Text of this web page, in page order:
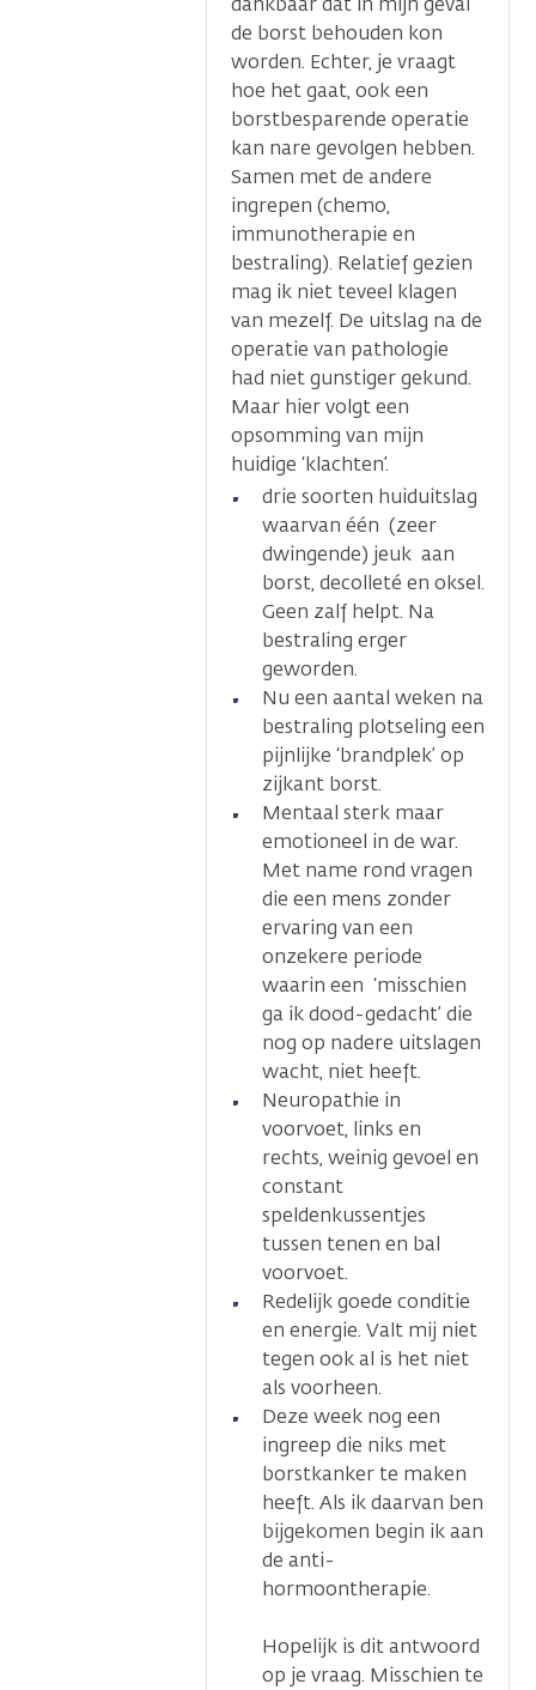
de borst behouden kon
worden. Echter, je vraagt
hoe het gaat, ook een
borstbesparende operatie
kan nare gevolgen hebben.
Samen met de andere
ingrepen (chemo,
immunotherapie en
bestraling). Relatief gezien
mag ik niet teveel klagen
van mezelf. De uitslag na de
operatie van pathologie
had niet gunstiger gekund.
Maar hier volgt een
opsomming van mijn
huidige ‘klachten’.
drie soorten huiduitslag
waarvan één (zeer
dwingende) jeuk aan
borst, decolleté en oksel.
Geen zalf helpt. Na
bestraling erger
geworden.
Nu een aantal weken na
bestraling plotseling een
pijnlijke ‘brandplek’ op
zijkant borst.
Mentaal sterk maar
emotioneel in de war.
Met name rond vragen
die een mens zonder
ervaring van een
onzekere periode
waarin een ‘misschien
ga ik dood-gedacht’ die
nog op nadere uitslagen
wacht, niet heeft.
Neuropathie in
voorvoet, links en
rechts, weinig gevoel en
constant
speldenkussentjes
tussen tenen en bal
voorvoet.
Redelijk goede conditie
en energie. Valt mij niet
tegen ook al is het niet
als voorheen.
Deze week nog een
ingreep die niks met
borstkanker te maken
heeft. Als ik daarvan ben
bijgekomen begin ik aan
de anti-
hormoontherapie.
Hopelijk is dit antwoord
op je vraag. Misschien te